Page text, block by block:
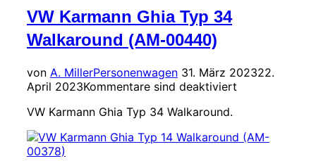
VW Karmann Ghia Typ 34
Walkaround (AM-00440)
von A. MillerPersonenwagenVeröffentlicht
am
31. März 202322.
April 2023Kommentare sind deaktiviert
VW Karmann Ghia Typ 34 Walkaround.